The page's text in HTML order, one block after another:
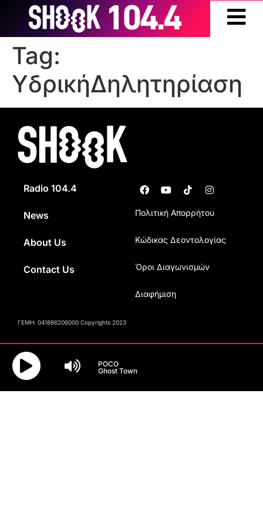
Tag:
ΥδρικήΔηλητηρίαση
Radio 104.4
News
About Us
Contact Us
Πολιτική Απορρήτου
Κώδικας Δεοντολογίας
Όροι Διαγωνισμών
Διαφήμιση
ΓΕΜΗ: 041886206000 Copyrights 2023
POCO
Ghost Town